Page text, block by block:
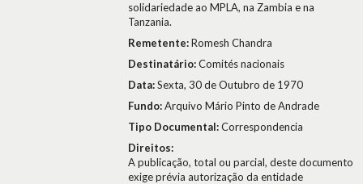
solidariedade ao MPLA, na Zambia e na
Tanzania.
Remetente:Romesh Chandra
Destinatário:Comités nacionais
Data:Sexta, 30 de Outubro de 1970
Fundo:Arquivo Mário Pinto de Andrade
Tipo Documental:Correspondencia
Direitos:
A publicação, total ou parcial, deste documento
exige prévia autorização da entidade